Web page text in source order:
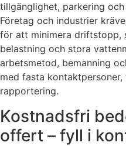
tillgänglighet, parkering
Företag och industrier
för att minimera driftstopp,
belastning och stora
arbetsmetod, bemanning
med fasta
rapportering.
Kostnadsfri
offert – fyll i